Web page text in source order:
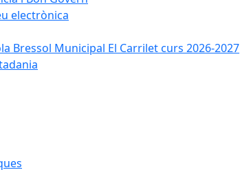
electrònica
Bressol Municipal El Carrilet curs 2026-2027